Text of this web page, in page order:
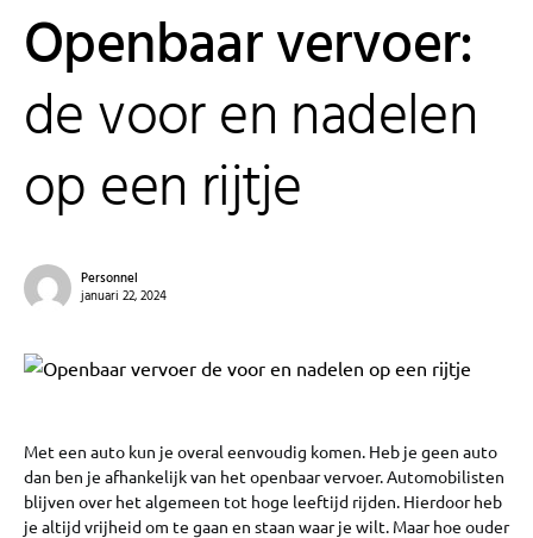
Openbaar vervoer:
de voor en nadelen
op een rijtje
Personnel
januari 22, 2024
Met een auto kun je overal eenvoudig komen. Heb je geen auto
dan ben je afhankelijk van het openbaar vervoer. Automobilisten
blijven over het algemeen tot hoge leeftijd rijden. Hierdoor heb
je altijd vrijheid om te gaan en staan waar je wilt. Maar hoe ouder